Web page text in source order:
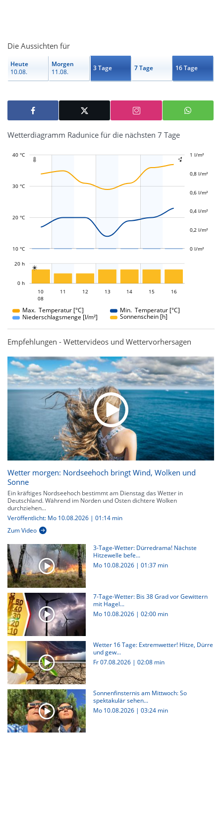
Die Aussichten für
Heute
10.08.
Morgen
11.08.
3 Tage 7 Tage 16 Tage
Wetterdiagramm Radunice für die nächsten 7 Tage
 
10 °C
20 °C
30 °C
40 °C -0,4 l/m²
-0,2 l/m²
0 l/m²
0,2 l/m²
0,4 l/m²
0,6 l/m²
0,8 l/m²
1 l/m²
1,2 l/m²

0 h
20 h
10
10
08
11 12 13 14 15 16
Max. Temperatur [°C]
Min. Temperatur [°C]
Niederschlagsmenge [l/m²]
Sonnenschein [h]
Empfehlungen - Wettervideos und Wettervorhersagen
Wetter morgen: Nordseehoch bringt Wind, Wolken und
Sonne
Ein kräftiges Nordseehoch bestimmt am Dienstag das Wetter in
Deutschland. Während im Norden und Osten dichtere Wolken
durchziehen...
Veröffentlicht: Mo 10.08.2026 | 01:14 min
Zum Video
3-Tage-Wetter: Dürredrama! Nächste
Hitzewelle befe...
Mo 10.08.2026 | 01:37 min
7-Tage-Wetter: Bis 38 Grad vor Gewittern
mit Hagel...
Mo 10.08.2026 | 02:00 min
Wetter 16 Tage: Extremwetter! Hitze, Dürre
und gew...
Fr 07.08.2026 | 02:08 min
Sonnenfinsternis am Mittwoch: So
spektakulär sehen...
Mo 10.08.2026 | 03:24 min